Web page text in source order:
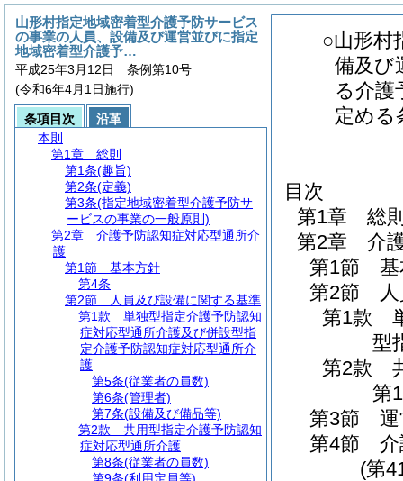
○山形村
備及び
る介護
定める
目次
第1章
総
第2章
介
第1節
第2節
第1款
型
第2款
第
第3節
第4節
(第
山形村指定地域密着型介護予防サービス
の事業の人員、設備及び運営並びに指定
地域密着型介護予…
平成25年3月12日 条例第10号
(令和6年4月1日施行)
条項目次
沿革
本則
第1章
総則
第1条(趣旨)
第2条(定義)
第3条(指定地域密着型介護予防サ
ービスの事業の一般原則)
第2章
介護予防認知症対応型通所介
護
第1節
基本方針
第4条
第2節
人員及び設備に関する基準
第1款
単独型指定介護予防認知
症対応型通所介護及び併設型指
定介護予防認知症対応型通所介
護
第5条(従業者の員数)
第6条(管理者)
第7条(設備及び備品等)
第2款
共用型指定介護予防認知
症対応型通所介護
第8条(従業者の員数)